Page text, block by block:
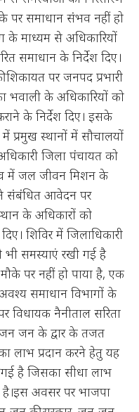
पर समाधान संभव नहीं हो
के माध्यम से अधिकारियों
समाधान के निर्देश दिए।
शिकायत पर जनपद प्रभारी
भवाली के अधिकारियों को
के निर्देश दिए। इसके
में प्रमुख स्थानों में सौचालयों
जिला पंचायत को
में जल जीवन मिशन के
संबंधित आवेदन पर
के अधिकारों को
शिविर में जिलाधिकारी
भी समस्याएं रखी गई है
पर नहीं हो पाया है, एक
समाधान विभागों के
विधायक नैनीताल सरिता
जन के द्वार के तजत
लाभ प्रदान करने हेतु यह
गई है जिसका सीधा लाभ
है।इस अवसर पर भाजपा